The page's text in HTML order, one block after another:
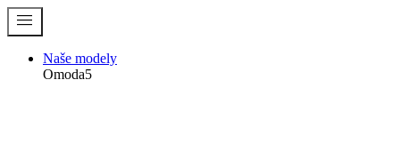
menu
Naše modely
Omoda5